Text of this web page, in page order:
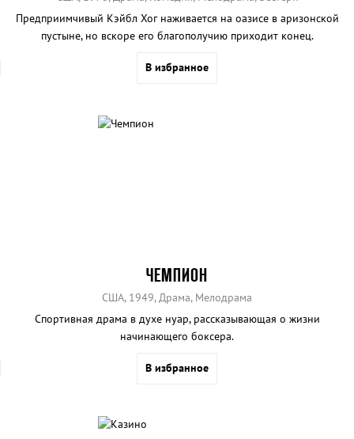
Предприимчивый Кэйбл Хог наживается на оазисе в аризонской
пустыне, но вскоре его благополучию приходит конец.
В избранное
ЧЕМПИОН
США, 1949, Драма, Мелодрама
Спортивная драма в духе нуар, рассказывающая о жизни
начинающего боксера.
В избранное